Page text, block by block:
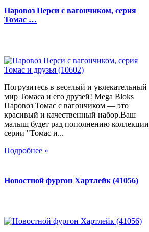
Паровоз Перси с вагончиком, серия
Томас …
Погрузитесь в веселый и увлекательный
мир Томаса и его друзей! Mega Bloks
Паровоз Томас с вагончиком — это
красивый и качественный набор.Ваш
малыш будет рад пополнению коллекции
серии "Томас и...
Подробнее »
Новостной фургон Хартлейк (41056)